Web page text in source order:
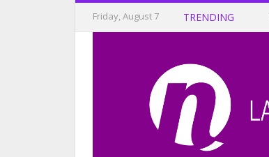
Friday, August 7 TRENDING